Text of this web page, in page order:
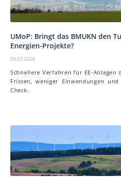
UMoP: Bringt das BMUKN den
Energien-Projekte?
09.07.2026
Schnellere Verfahren für EE-Anlagen
Fristen, weniger Einwendungen
Check.